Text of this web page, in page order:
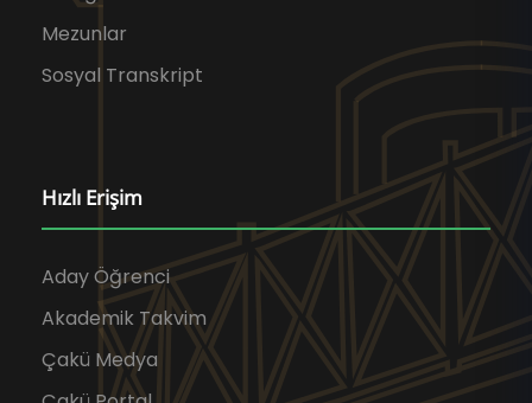
Mezunlar
Sosyal Transkript
Hızlı Erişim
Aday Öğrenci
Akademik Takvim
Çakü Medya